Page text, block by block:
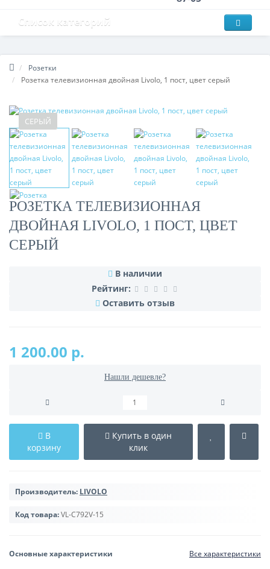
Список категорий
Розетки
Розетка телевизионная двойная Livolo, 1 пост, цвет серый
СЕРЫЙ
РОЗЕТКА ТЕЛЕВИЗИОННАЯ
ДВОЙНАЯ LIVOLO, 1 ПОСТ, ЦВЕТ
СЕРЫЙ
В наличии
Рейтинг:
Оставить отзыв
1 200.00 р.
Нашли дешевле?
В
корзину
Купить в один
клик
Производитель: LIVOLO
Код товара:VL-C792V-15
Основные характеристики Все характеристики